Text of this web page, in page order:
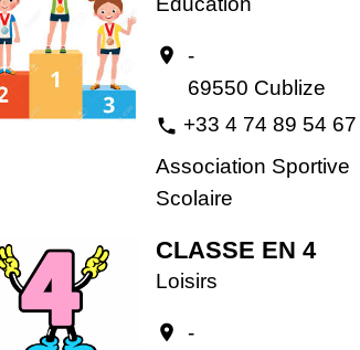
location_on
-
69550 Cublize
phone +33 4 74 89 54 67
Association Sportive
Scolaire
CLASSE EN 4
Loisirs
location_on
-